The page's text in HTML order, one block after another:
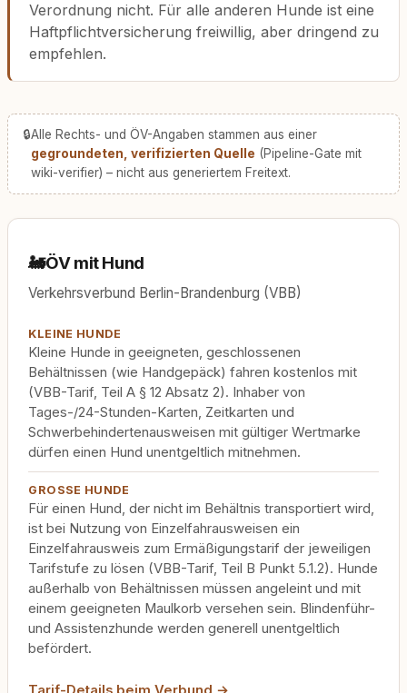
Verordnung nicht. Für alle anderen Hunde ist eine
Haftpflichtversicherung freiwillig, aber dringend zu
empfehlen.
🔒Alle Rechts- und ÖV-Angaben stammen aus einer
gegroundeten, verifizierten Quelle (Pipeline-Gate mit
wiki-verifier) – nicht aus generiertem Freitext.
🚂ÖV mit Hund
Verkehrsverbund Berlin-Brandenburg (VBB)
KLEINE HUNDE
Kleine Hunde in geeigneten, geschlossenen
Behältnissen (wie Handgepäck) fahren kostenlos mit
(VBB-Tarif, Teil A § 12 Absatz 2). Inhaber von
Tages-/24-Stunden-Karten, Zeitkarten und
Schwerbehindertenausweisen mit gültiger Wertmarke
dürfen einen Hund unentgeltlich mitnehmen.
GROSSE HUNDE
Für einen Hund, der nicht im Behältnis transportiert wird,
ist bei Nutzung von Einzelfahrausweisen ein
Einzelfahrausweis zum Ermäßigungstarif der jeweiligen
Tarifstufe zu lösen (VBB-Tarif, Teil B Punkt 5.1.2). Hunde
außerhalb von Behältnissen müssen angeleint und mit
einem geeigneten Maulkorb versehen sein. Blindenführ-
und Assistenzhunde werden generell unentgeltlich
befördert.